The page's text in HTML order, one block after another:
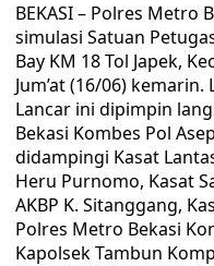
BEKASI – Polres Metro
simulasi Satuan
Bay KM 18 Tol Japek,
Jum’at (16/06)
Lancar ini dipimpin
Bekasi Kombes Pol
didampingi Kasat
Heru Purnomo, Kasat
AKBP K. Sitanggang,
Polres Metro Bekasi
Kapolsek Tambun